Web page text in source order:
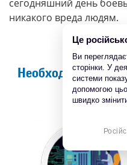
сегодняшний день
никакого вреда людям.
Необходимые
Це
Ви
сторінки. У
системи
допомогою
швидко